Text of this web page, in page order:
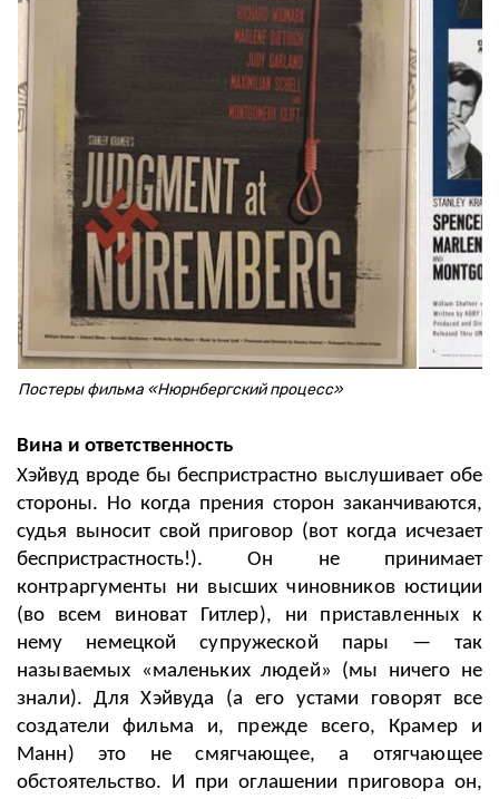
Постеры фильма «Нюрнбергский процесс»
Вина и ответственность
Хэйвуд вроде бы беспристрастно выслушивает обе
стороны. Но когда прения сторон заканчиваются,
судья выносит свой приговор (вот когда исчезает
беспристрастность!). Он не принимает
контраргументы ни высших чиновников юстиции
(во всем виноват Гитлер), ни приставленных к
нему немецкой супружеской пары — так
называемых «маленьких людей» (мы ничего не
знали). Для Хэйвуда (а его устами говорят все
создатели фильма и, прежде всего, Крамер и
Манн) это не смягчающее, а отягчающее
обстоятельство. И при оглашении приговора он,